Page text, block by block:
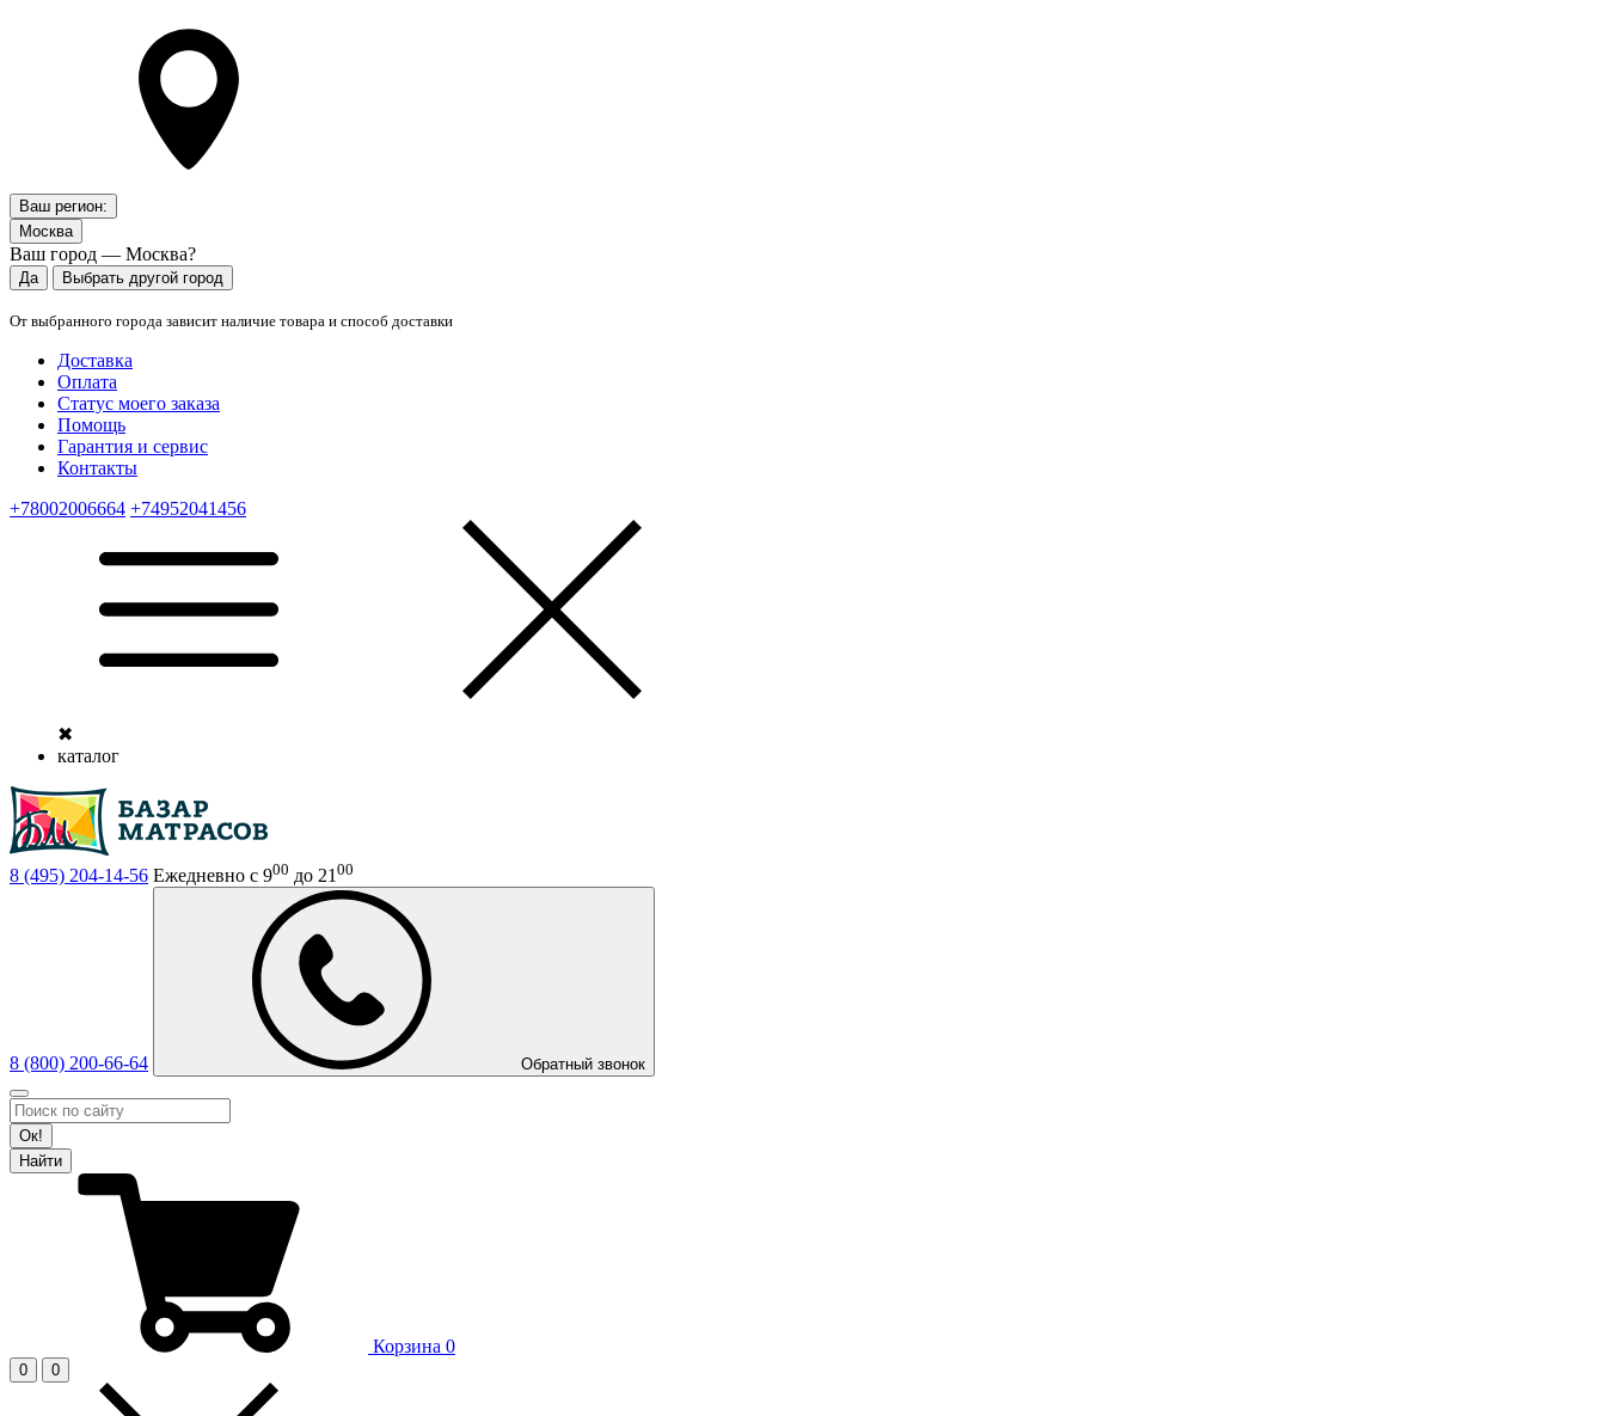
Ваш регион:
Москва
Ваш город — Москва?
Да Выбрать другой город
От выбранного города зависит наличие товара и способ доставки
Доставка
Оплата
Статус моего заказа
Помощь
Гарантия и сервис
Контакты
+78002006664 +74952041456
✖
каталог
8 (495) 204-14-56 Ежедневно с 900 до 21 00
8 (800) 200-66-64 Обратный звонок
Ок!
Найти
Корзина 0
0 0